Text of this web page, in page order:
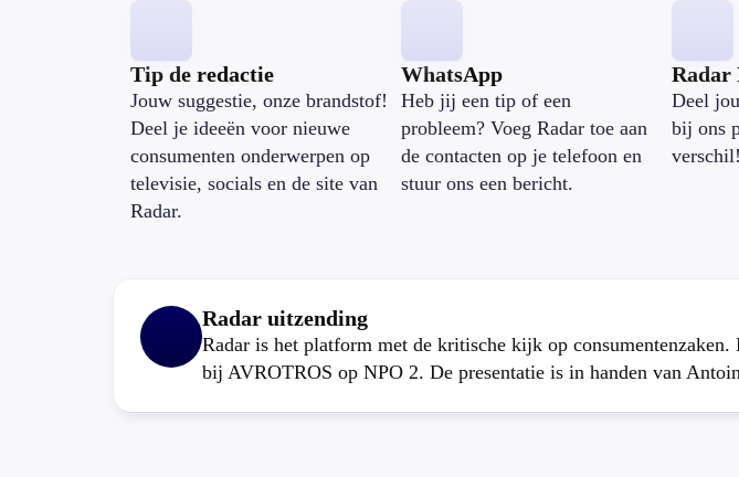
Tip de redactie
Jouw suggestie, onze brandstof!
Deel je ideeën voor nieuwe
consumenten onderwerpen op
televisie, socials en de site van
Radar.
WhatsApp
Heb jij een tip of een
probleem? Voeg Radar toe aan
de contacten op je telefoon en
stuur ons een bericht.
Radar
Deel
bij ons
verschil!
Radar uitzending
Radar is het platform met de kritische kijk op
bij AVROTROS op NPO 2. De presentatie is in handen van